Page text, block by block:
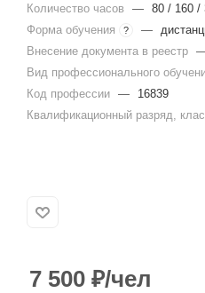
Количество часов
— 80 / 160 /
Форма обучения
? —
Внесение документа в реестр
Вид профессионального
Код профессии —
16839
Квалификационный разряд,
7 500 ₽/чел